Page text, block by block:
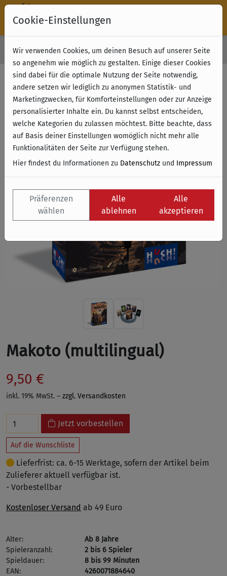
Kostenloser Versand & Retoure ab 49 € (innerhalb Deutschlands)
Makoto (multilingual)
9,50 €
inkl. 19% MwSt. – zzgl. Versandkosten
Jetzt vorbestellen
Auf die Wunschliste
Lieferfrist: ca. 6-15 Werktage, sofern der Artikel beim
Zulieferer aktuell verfügbar ist.
- Vorbestellbar
Kostenloser Versand ab 49 Euro
Alter:
Ab 8 Jahre
Spieleranzahl:
2 bis 6 Spieler
Spieldauer:
8 bis 99 Minuten
EAN:
4260071884640
Cookie-Einstellungen
Wir verwenden Cookies, um deinen Besuch auf unserer Seite
so angenehm wie möglich zu gestalten. Einige dieser Cookies
sind dabei für die optimale Nutzung der Seite notwendig,
andere setzen wir lediglich zu anonymen Statistik- und
Marketingzwecken, für Komforteinstellungen oder zur Anzeige
personalisierter Inhalte ein. Du kannst selbst entscheiden,
welche Kategorien du zulassen möchtest. Bitte beachte, dass
auf Basis deiner Einstellungen womöglich nicht mehr alle
Funktionalitäten der Seite zur Verfügung stehen.
Hier findest du Informationen zu Datenschutz und Impressum
Präferenzen
wählen
Alle
ablehnen
Alle
akzeptieren